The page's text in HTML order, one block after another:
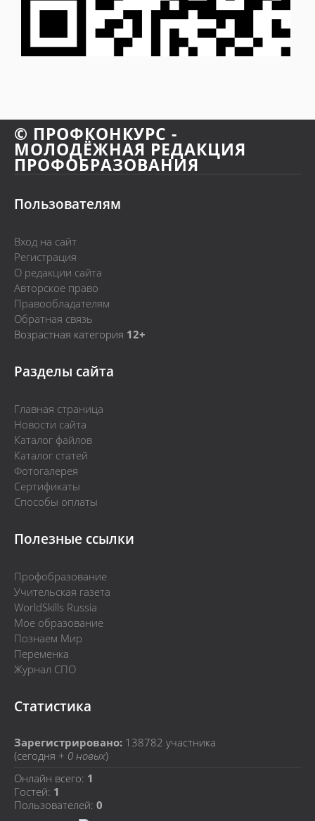
© ПРОФКОНКУРС -
МОЛОДЁЖНАЯ РЕДАКЦИЯ
ПРОФОБРАЗОВАНИЯ
Пользователям
Вход на сайт
Регистрация
О редакции сайта
Авторское право
Правообладателям
Обратная связь
Возрастная категория 12+
Разделы сайта
Главная страница
Новости сайта
Каталог файлов
Каталог статей
Фотогалерея
Сертификаты
Способы оплаты
Полезные ссылки
Профобразование
Учительская газета
WorldSkills Russia
Мое образование
Познаем Мир
Переменка
Журнал СПО
Статистика
Зарегистрировано: 138782 участника
(сегодня + 0 новых)
Онлайн всего: 1
Гостей: 1
Пользователей: 0